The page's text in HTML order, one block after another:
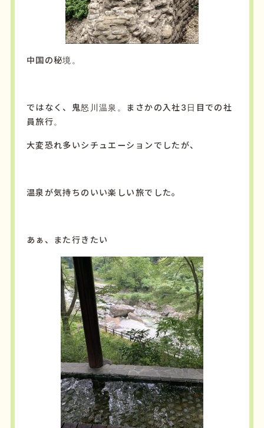
中国の秘境。
ではなく、鬼怒川温泉。まさかの入社3日目での社
員旅行。
大変恐れ多いシチュエーションでしたが、
温泉が気持ちのいい楽しい旅でした。
あぁ、また行きたい